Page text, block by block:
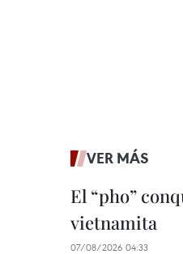
VER MÁS
El “pho”
vietnamita
07/08/2026 04:33